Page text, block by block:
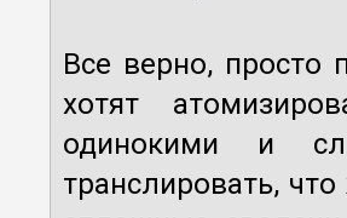
Все верно, просто
хотят
одинокими и
транслировать,